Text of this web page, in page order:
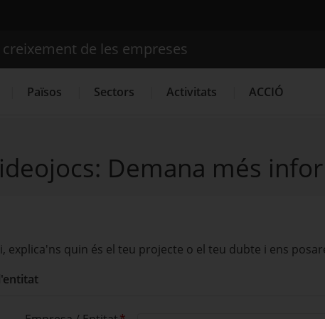
Cercador
Serveis d'innovació Convocatòries d'ajuts
de les empreses
Països Sectors Activitats ACCIÓ
Demana més
explica'ns quin és el teu projecte o el teu dubte i ens